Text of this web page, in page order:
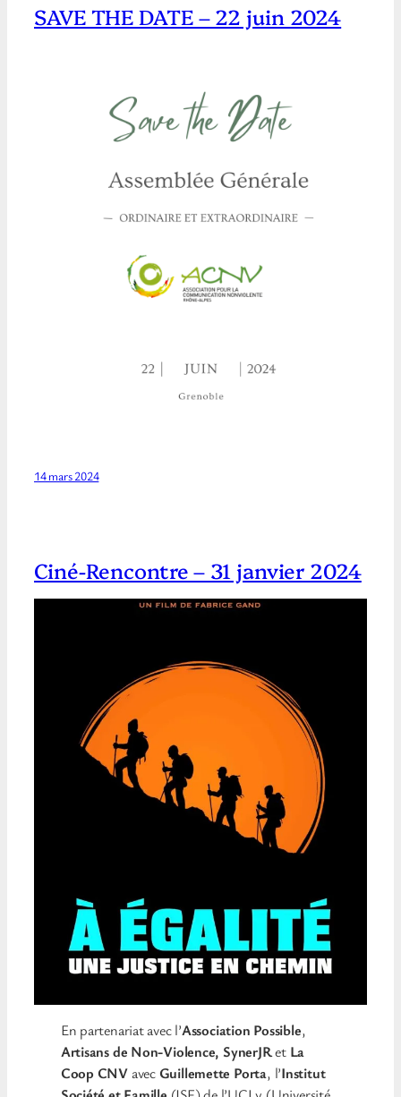
SAVE THE DATE – 22 juin 2024
14 mars 2024
Ciné-Rencontre – 31 janvier 2024
En partenariat avec l’Association Possible,
Artisans de Non-Violence, SynerJRet La
Coop CNVavecGuillemette Porta, l’Institut